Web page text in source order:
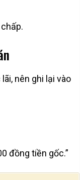
nên ghi lại vào
đồng tiền gốc.”